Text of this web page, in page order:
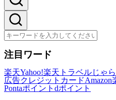
注目ワード
楽天Yahoo!楽天トラベルじゃ
広告クレジットカードAmazon
Pontaポイント dポイント